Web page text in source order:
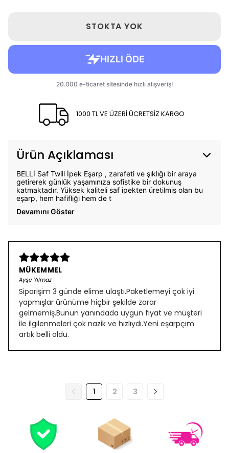
STOKTA YOK
1000 TL VE ÜZERİ ÜCRETSİZ KARGO
Ürün Açıklaması
BELLİ Saf Twill İpek Eşarp , zarafeti ve şıklığı bir araya
getirerek günlük yaşamınıza sofistike bir dokunuş
katmaktadır. Yüksek kaliteli saf ipekten üretilmiş olan bu
eşarp, hem hafifliği hem de t
Devamını Göster
MÜKEMMEL
Ayşe Yılmaz
Siparişim 3 günde elime ulaştı.Paketlemeyi çok iyi
yapmışlar ürünüme hiçbir şekilde zarar
gelmemiş.Bunun yanındada uygun fiyat ve müşteri
ile ilgilenmeleri çok nazik ve hızlıydı.Yeni eşarpçım
artık belli oldu.
1 2 3